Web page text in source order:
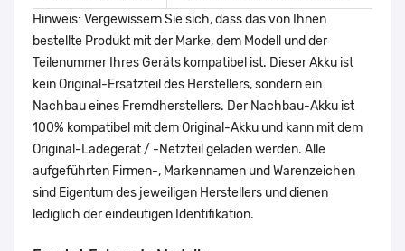
Hinweis: Vergewissern Sie sich, dass das von Ihnen
bestellte Produkt mit der Marke, dem Modell und der
Teilenummer Ihres Geräts kompatibel ist. Dieser Akku ist
kein Original-Ersatzteil des Herstellers, sondern ein
Nachbau eines Fremdherstellers. Der Nachbau-Akku ist
100% kompatibel mit dem Original-Akku und kann mit dem
Original-Ladegerät / -Netzteil geladen werden. Alle
aufgeführten Firmen-, Markennamen und Warenzeichen
sind Eigentum des jeweiligen Herstellers und dienen
lediglich der eindeutigen Identifikation.